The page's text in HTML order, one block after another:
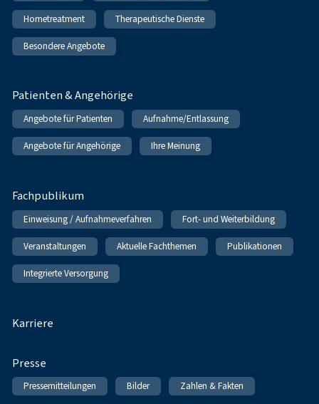
Hometreatment Therapeutische Dienste
Besondere Angebote
Patienten & Angehörige
Angebote für Patienten Aufnahme/Entlassung
Angebote für Angehörige Ihre Meinung
Fachpublikum
Einweisung / Aufnahmeverfahren Fort- und Weiterbildung
Veranstaltungen Aktuelle Fachthemen Publikationen
Integrierte Versorgung
Karriere
Presse
Pressemitteilungen Bilder Zahlen & Fakten